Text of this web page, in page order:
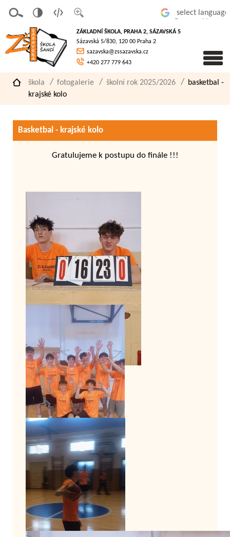
písmo
á
verze
pro
slaboz
raké
ZÁKLADNÍ ŠKOLA, PRAHA 2, SÁZAVSKÁ 5
Sázavská 5/830, 120 00 Praha 2
sazavska@zssazavska.cz
+420 277 779 643
škola fotogalerie školní rok 2025/2026
basketbal -
krajské kolo
Basketbal - krajské kolo
Gratulujeme k postupu do finále !!!